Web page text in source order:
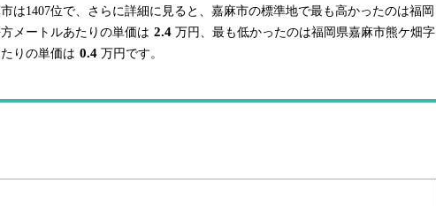
は1407位で、さらに詳細に見ると、嘉麻市の標準地で最も高かったのは福岡
メートルあたりの単価は 2.4 万円、最も低かったのは福岡県嘉麻市熊ケ畑字
りの単価は 0.4 万円です。